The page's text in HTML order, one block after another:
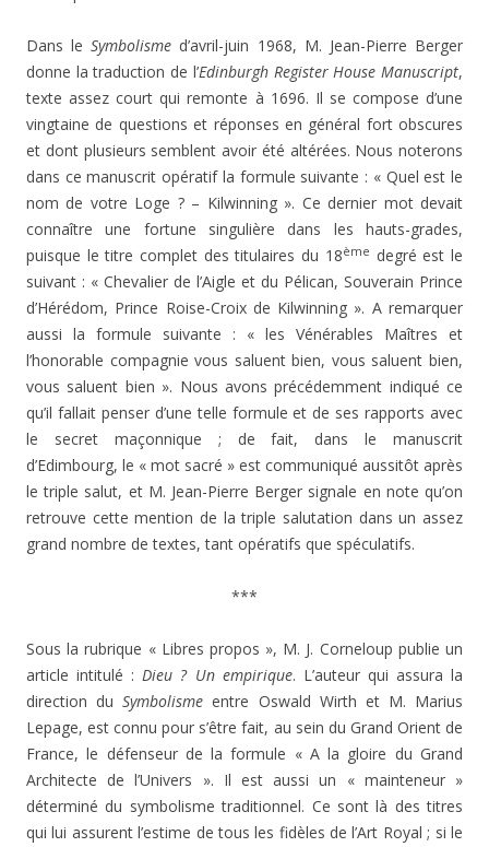
Dans leSymbolisme d’avril-juin 1968, M. Jean-Pierre Berger
donne la traduction de l’Edinburgh Register House Manuscript,
texte assez court qui remonte à 1696. Il se compose d’une
vingtaine de questions et réponses en général fort obscures
et dont plusieurs semblent avoir été altérées. Nous noterons
dans ce manuscrit opératif la formule suivante : « Quel est le
nom de votre Loge ? – Kilwinning ». Ce dernier mot devait
connaître une fortune singulière dans les hauts-grades,
puisque le titre complet des titulaires du 18ème degré est le
suivant : « Chevalier de l’Aigle et du Pélican, Souverain Prince
d’Hérédom, Prince Roise-Croix de Kilwinning ». A remarquer
aussi la formule suivante : « les Vénérables Maîtres et
l’honorable compagnie vous saluent bien, vous saluent bien,
vous saluent bien ». Nous avons précédemment indiqué ce
qu’il fallait penser d’une telle formule et de ses rapports avec
le secret maçonnique ; de fait, dans le manuscrit
d’Edimbourg, le « mot sacré » est communiqué aussitôt après
le triple salut, et M. Jean-Pierre Berger signale en note qu’on
retrouve cette mention de la triple salutation dans un assez
grand nombre de textes, tant opératifs que spéculatifs.
***
Sous la rubrique « Libres propos », M. J. Corneloup publie un
article intitulé :Dieu ? Un empirique. L’auteur qui assura la
direction duSymbolisme entre Oswald Wirth et M. Marius
Lepage, est connu pour s’être fait, au sein du Grand Orient de
France, le défenseur de la formule « A la gloire du Grand
Architecte de l’Univers ». Il est aussi un « mainteneur »
déterminé du symbolisme traditionnel. Ce sont là des titres
qui lui assurent l’estime de tous les fidèles de l’Art Royal ; si le